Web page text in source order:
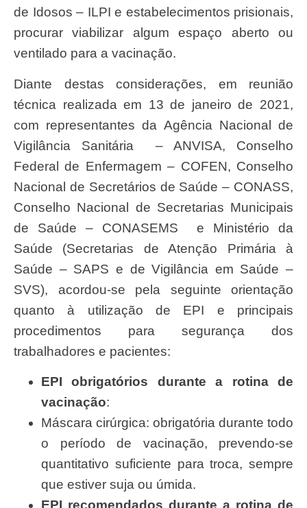
de Idosos – ILPI e estabelecimentos prisionais,
procurar viabilizar algum espaço aberto ou
ventilado para a vacinação.
Diante destas considerações, em reunião
técnica realizada em 13 de janeiro de 2021,
com representantes da Agência Nacional de
Vigilância Sanitária – ANVISA, Conselho
Federal de Enfermagem – COFEN, Conselho
Nacional de Secretários de Saúde – CONASS,
Conselho Nacional de Secretarias Municipais
de Saúde – CONASEMS e Ministério da
Saúde (Secretarias de Atenção Primária à
Saúde – SAPS e de Vigilância em Saúde –
SVS), acordou-se pela seguinte orientação
quanto à utilização de EPI e principais
procedimentos para segurança dos
trabalhadores e pacientes:
EPI obrigatórios durante a rotina de
vacinação:
Máscara cirúrgica: obrigatória durante todo
o período de vacinação, prevendo-se
quantitativo suficiente para troca, sempre
que estiver suja ou úmida.
EPI recomendados durante a rotina de